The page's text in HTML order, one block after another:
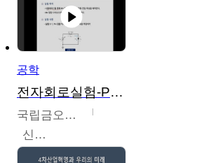
공학
전자회로실험-PSPICE 시뮬레이션
국립금오공과대학교
신경욱